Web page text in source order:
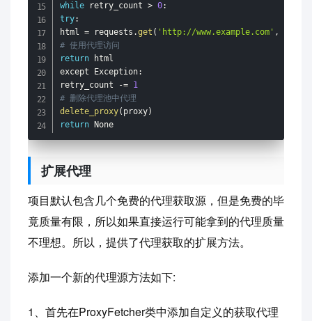
while retry_count > 0:
try:
html = requests .get ( 'http://www.example.com' ,
# 使用代理访问
return html
except Exception:
retry_count
-=
1
# 删除代理池中代理
delete_proxy( proxy)
return None
扩展代理
项目默认包含几个免费的代理获取源，但是免费的毕
竟质量有限，所以如果直接运行可能拿到的代理质量
不理想。所以，提供了代理获取的扩展方法。
添加一个新的代理源方法如下:
1、首先在ProxyFetcher类中添加自定义的获取代理